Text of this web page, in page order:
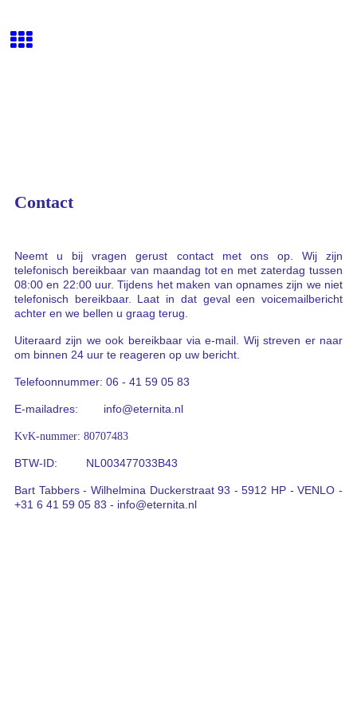
Contact
Neemt u bij vragen gerust contact met ons op. Wij zijn
telefonisch bereikbaar van maandag tot en met zaterdag tussen
08:00 en 22:00 uur. Tijdens het maken van opnames zijn we niet
telefonisch bereikbaar. Laat in dat geval een voicemailbericht
achter en we bellen u graag terug.
Uiteraard zijn we ook bereikbaar via e-mail. Wij streven er naar
om binnen 24 uur te reageren op uw bericht.
Telefoonnummer: 06 - 41 59 05 83
E-mailadres: info@eternita.nl
KvK-nummer: 80707483
BTW-ID: NL003477033B43
Bart Tabbers - Wilhelmina Duckerstraat 93 - 5912 HP - VENLO -
+31 6 41 59 05 83 - info@eternita.nl